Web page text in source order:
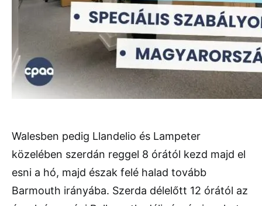
Walesben pedig Llandelio és Lampeter
közelében szerdán reggel 8 órától kezd majd el
esni a hó, majd észak felé halad tovább
Barmouth irányába. Szerda délelőtt 12 órától az